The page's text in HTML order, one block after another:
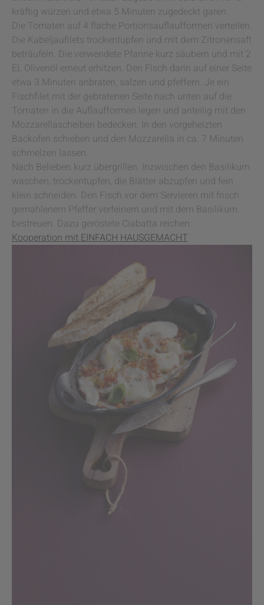
kräftig würzen und etwa 5 Minuten zugedeckt garen.
Die Tomaten auf 4 flache Portionsauflaufformen verteilen.
Die Kabeljaufilets trockentupfen und mit dem Zitronensaft
beträufeln. Die verwendete Pfanne kurz säubern und mit 2
EL Olivenöl erneut erhitzen. Den Fisch darin auf einer Seite
etwa 3 Minuten anbraten, salzen und pfeffern. Je ein
Fischfilet mit der gebratenen Seite nach unten auf die
Tomaten in die Auflaufformen legen und anteilig mit den
Mozzarellascheiben bedecken. In den vorgeheizten
Backofen schieben und den Mozzarella in ca. 7 Minuten
schmelzen lassen.
Nach Belieben kurz übergrillen. Inzwischen den Basilikum
waschen, trockentupfen, die Blätter abzupfen und fein
klein schneiden. Den Fisch vor dem Servieren mit frisch
gemahlenem Pfeffer verfeinern und mit dem Basilikum
bestreuen. Dazu geröstete Ciabatta reichen.
Kooperation mit EINFACH HAUSGEMACHT